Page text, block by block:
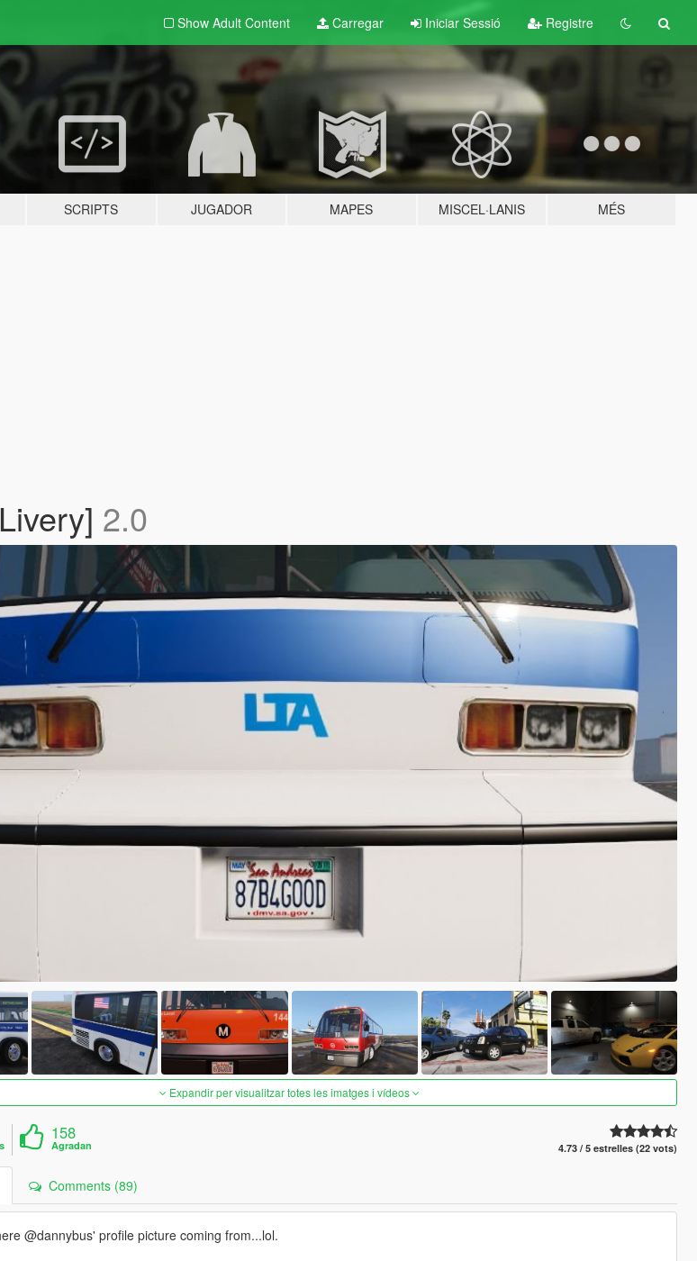
Show Adult Content Carregar Iniciar Sessió Registre
SCRIPTS JUGADOR MAPES MISCEL·LANIS MÉS
2.0
Expandir per visualitzar totes les imatges i vídeos
158
Agradan 4.73 / 5 estrelles (22 vots)
Comments (89)
@dannybus' profile picture coming from...lol.